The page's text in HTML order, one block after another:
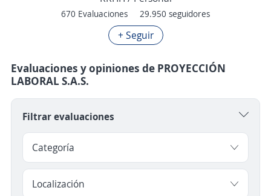
670 Evaluaciones 29.950 seguidores
+ Seguir
Evaluaciones y opiniones de PROYECCIÓN
LABORAL S.A.S.
Filtrar evaluaciones